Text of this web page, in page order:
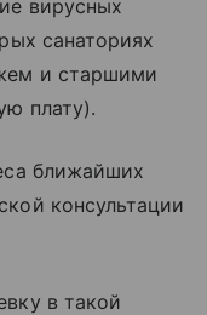
вирусных
санаториях
и старшими
плату).
ближайших
консультации
в такой